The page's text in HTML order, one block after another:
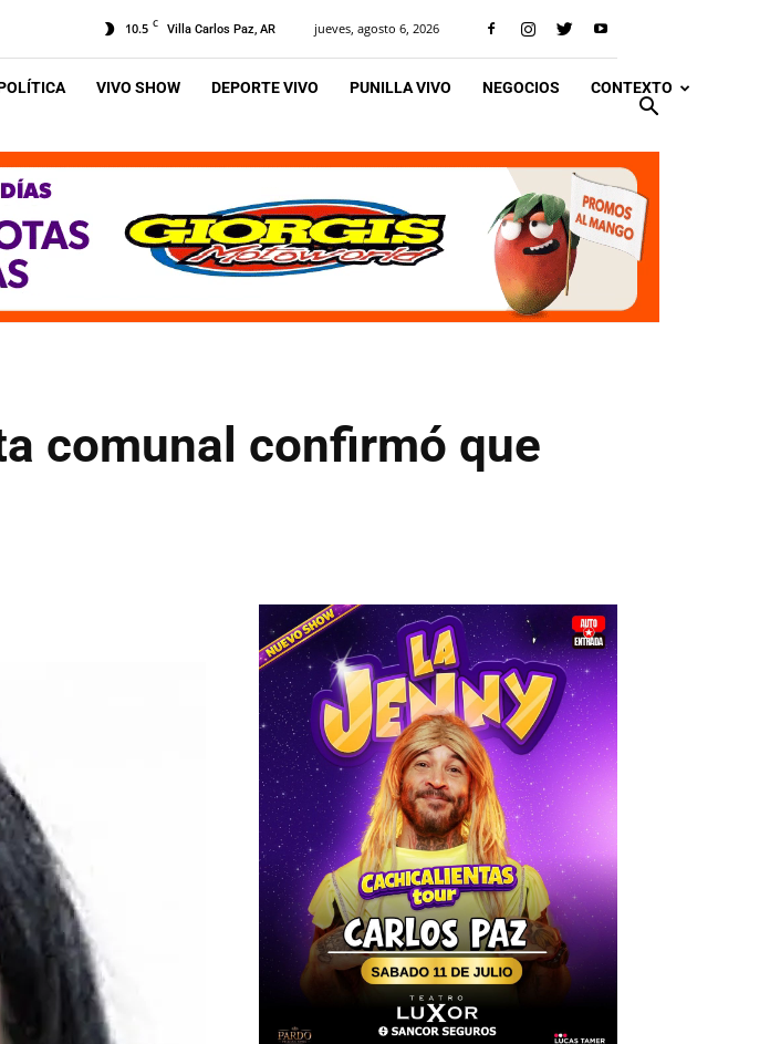
10.5 C Villa Carlos Paz, AR jueves, agosto 6, 2026
VIVO SHOW DEPORTE VIVO PUNILLA VIVO NEGOCIOS CONTEXTO
comunal confirmó que